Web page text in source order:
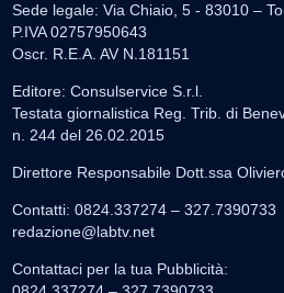
Sede legale: Via Chiaio, 5 - 83010 –
P.IVA 02757950643
Oscr. R.E.A. AV N.181151
Editore: Consulservice S.r.l.
Testata giornalistica Reg. Trib. di
n. 244 del 26.02.2015
Direttore Responsabile Dott.ssa
Contatti: 0824.337274 – 327.7390733
redazione@labtv.net
Contattaci per la tua Pubblicità: